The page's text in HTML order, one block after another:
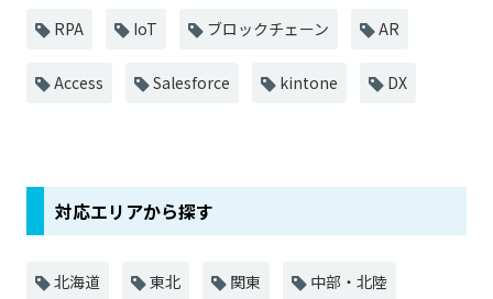
RPA IoT ブロックチェーン AR
Access Salesforce kintone DX
対応エリアから探す
北海道 東北 関東 中部・北陸